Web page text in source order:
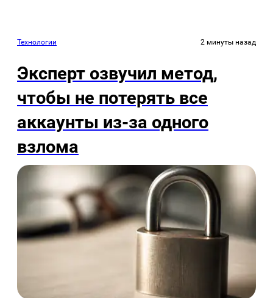
Технологии 2 минуты назад
Эксперт озвучил метод,
чтобы не потерять все
аккаунты из-за одного
взлома